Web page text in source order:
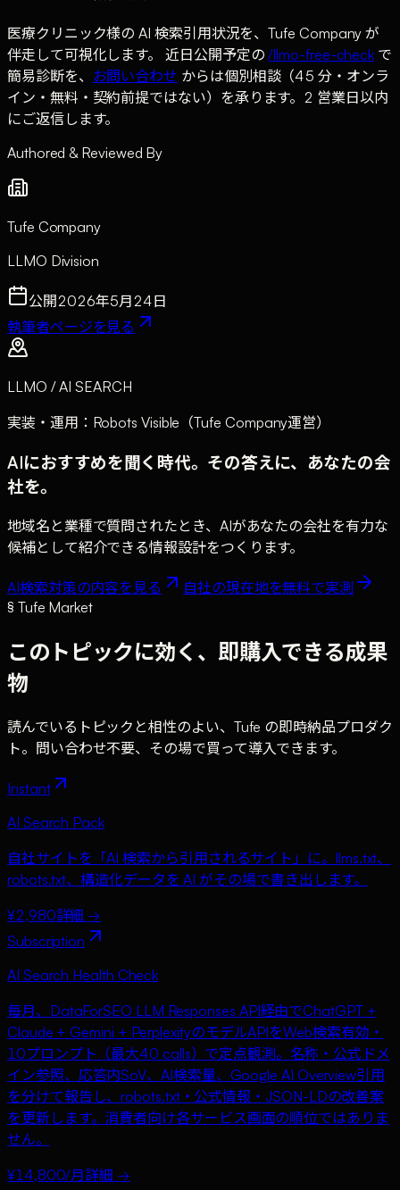
医療クリニック様の AI 検索引用状況を、Tufe Company が
伴走して可視化します。 近日公開予定の/llmo-free-check で
簡易診断を、 お問い合わせ からは個別相談（45 分・オンラ
イン・無料・契約前提ではない）を承ります。2 営業日以内
にご返信します。
Authored & Reviewed By
Tufe Company
LLMO Division
公開2026年5月24日
執筆者ページを見る
LLMO / AI SEARCH
実装・運用：Robots Visible（Tufe Company運営）
AIにおすすめを聞く時代。その答えに、あなたの会
社を。
地域名と業種で質問されたとき、AIがあなたの会社を有力な
候補として紹介できる情報設計をつくります。
AI検索対策の内容を見る
自社の現在地を無料で実測
§ Tufe Market
このトピックに効く、即購入できる成果
物
読んでいるトピックと相性のよい、Tufe の即時納品プロダク
ト。問い合わせ不要、その場で買って導入できます。
Instant
AI Search Pack
自社サイトを「AI 検索から引用されるサイト」に。llms.txt、
robots.txt、構造化データを AI がその場で書き出します。
¥2,980詳細 →
Subscription
AI Search Health Check
毎月、DataForSEO LLM Responses API経由でChatGPT +
Claude + Gemini + PerplexityのモデルAPIをWeb検索有効・
10プロンプト（最大40 calls）で定点観測。名称・公式ドメ
イン参照、応答内SoV、AI検索量、Google AI Overview引用
を分けて報告し、robots.txt・公式情報・JSON-LDの改善案
を更新します。消費者向け各サービス画面の順位ではありま
せん。
¥14,800/月詳細 →